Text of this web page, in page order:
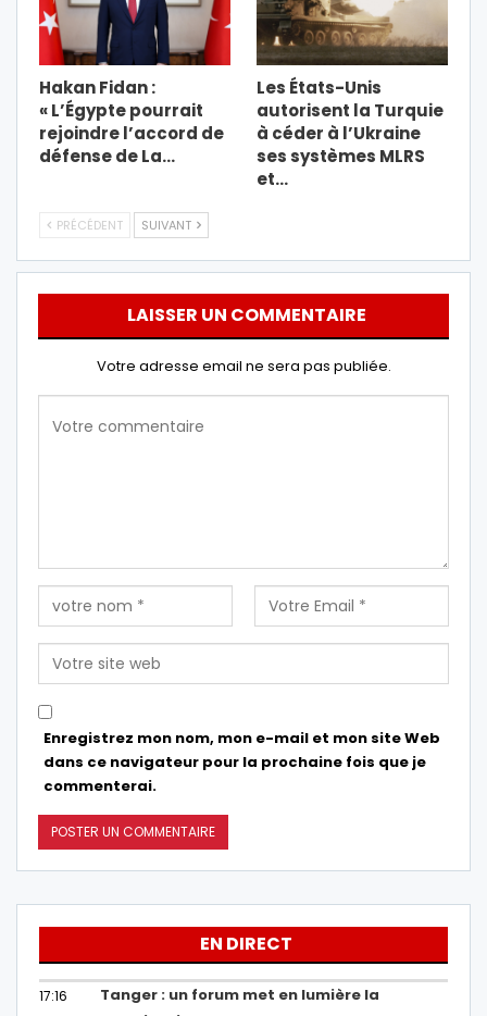
Hakan Fidan :
« L’Égypte pourrait
rejoindre l’accord de
défense de La…
Les États-Unis
autorisent la Turquie
à céder à l’Ukraine
ses systèmes MLRS
et…
PRÉCÉDENT SUIVANT
LAISSER UN COMMENTAIRE
Votre adresse email ne sera pas publiée.
Enregistrez mon nom, mon e-mail et mon site Web
dans ce navigateur pour la prochaine fois que je
commenterai.
EN DIRECT
17:16
Tanger : un forum met en lumière la